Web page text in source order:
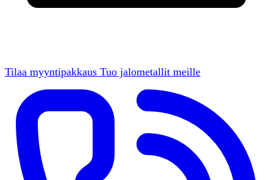
Tilaa myyntipakkaus Tuo jalometallit meille